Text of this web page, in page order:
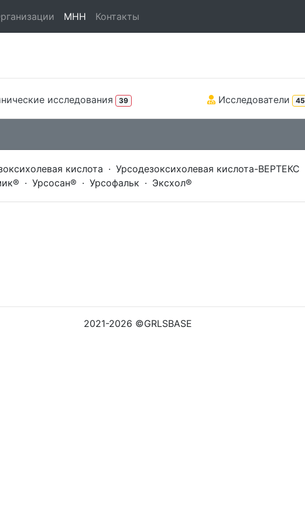
МНН Контакты
исследования 39 Исследователи 45
кислота · Урсодезоксихолевая кислота-ВЕРТЕКС
· Урсосан® · Урсофальк · Эксхол®
2021-2026 ©GRLSBASE